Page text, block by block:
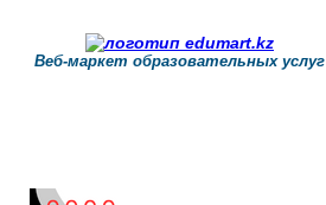
Веб-маркет образовательных услуг